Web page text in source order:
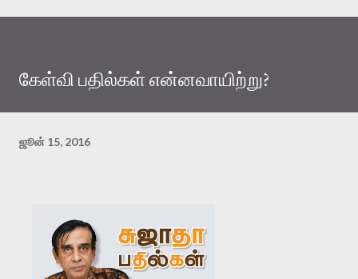
கேள்வி பதில்கள் என்னவாயிற்று?
ஜூன் 15, 2016